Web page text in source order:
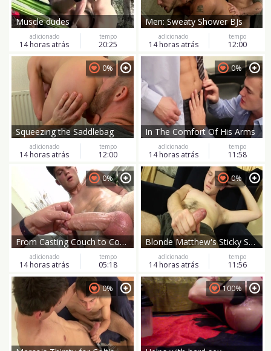
Muscle dudes
adicionado
14 horas atrás
tempo
20:25
Men: Sweaty Shower BJs
adicionado
14 horas atrás
tempo
12:00
Squeezing the Saddlebag
0%
adicionado
14 horas atrás
tempo
12:00
In The Comfort Of His Arms
0%
adicionado
14 horas atrás
tempo
11:58
From Casting Couch to Comfortable Quarters
0%
adicionado
14 horas atrás
tempo
05:18
Blonde Matthew's Sticky Sneaker Party
0%
adicionado
14 horas atrás
tempo
11:56
0% 100%